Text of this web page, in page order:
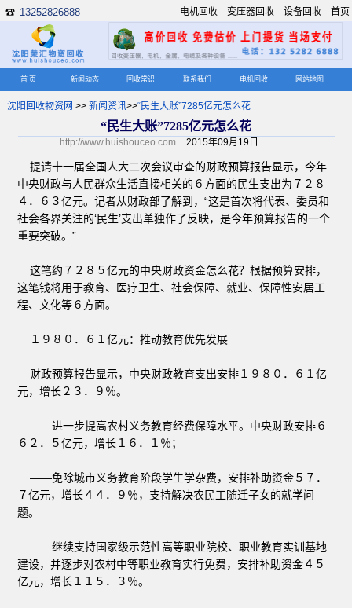
☎ 13252826888 首页
设备回收
变压器回收
电机回收
首 页 新闻动态 回收常识 联系我们 电机回收 网站地图
沈阳回收物资网 >> 新闻资讯>>“民生大账”7285亿元怎么花
“民生大账”7285亿元怎么花
http://www.huishouceo.com 2015年09月19日
提请十一届全国人大二次会议审查的财政预算报告显示，今年
中央财政与人民群众生活直接相关的６方面的民生支出为７２８
４．６３亿元。记者从财政部了解到，“这是首次将代表、委员和
社会各界关注的‘民生’支出单独作了反映，是今年预算报告的一个
重要突破。”
这笔约７２８５亿元的中央财政资金怎么花？根据预算安排，
这笔钱将用于教育、医疗卫生、社会保障、就业、保障性安居工
程、文化等６方面。
１９８０．６１亿元：推动教育优先发展
财政预算报告显示，中央财政教育支出安排１９８０．６１亿
元，增长２３．９％。
——进一步提高农村义务教育经费保障水平。中央财政安排６
６２．５亿元，增长１６．１％；
——免除城市义务教育阶段学生学杂费，安排补助资金５７．
７亿元，增长４４．９％，支持解决农民工随迁子女的就学问
题。
——继续支持国家级示范性高等职业院校、职业教育实训基地
建设，并逐步对农村中等职业教育实行免费，安排补助资金４５
亿元，增长１１５．３％。